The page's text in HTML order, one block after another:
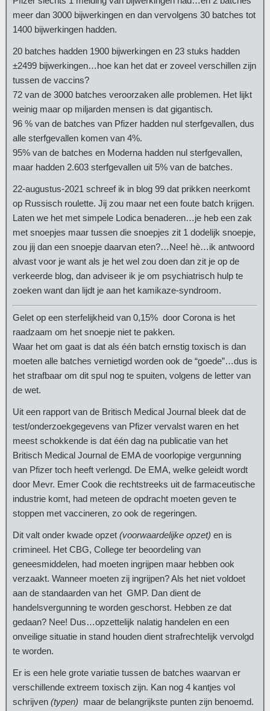
meer dan 3000 bijwerkingen en dan vervolgens 30 batches tot
1400 bijwerkingen hadden.
20 batches hadden 1900 bijwerkingen en 23 stuks hadden
±2499 bijwerkingen…hoe kan het dat er zoveel verschillen zijn
tussen de vaccins?
72 van de 3000 batches veroorzaken alle problemen. Het lijkt
weinig maar op miljarden mensen is dat gigantisch.
96 % van de batches van Pfizer hadden nul sterfgevallen, dus
alle sterfgevallen komen van 4%.
95% van de batches en Moderna hadden nul sterfgevallen,
maar hadden 2.603 sterfgevallen uit 5% van de batches.
22-augustus-2021 schreef ik in blog 99 dat prikken neerkomt
op Russisch roulette. Jij zou maar net een foute batch krijgen.
Laten we het met simpele Lodica benaderen…je heb een zak
met snoepjes maar tussen die snoepjes zit 1 dodelijk snoepje,
zou jij dan een snoepje daarvan eten?…Nee! hè…ik antwoord
alvast voor je want als je het wel zou doen dan zit je op de
verkeerde blog, dan adviseer ik je om psychiatrisch hulp te
zoeken want dan lijdt je aan het kamikaze-syndroom.
Gelet op een sterfelijkheid van 0,15% door Corona is het
raadzaam om het snoepje niet te pakken.
Waar het om gaat is dat als één batch ernstig toxisch is dan
moeten alle batches vernietigd worden ook de “goede”…dus is
het strafbaar om dit spul nog te spuiten, volgens de letter van
de wet.
Uit een rapport van de Britisch Medical Journal bleek dat de
test/onderzoekgegevens van Pfizer vervalst waren en het
meest schokkende is dat één dag na publicatie van het
Britisch Medical Journal de EMA de voorlopige vergunning
van Pfizer toch heeft verlengd. De EMA, welke geleidt wordt
door Mevr. Emer Cook die rechtstreeks uit de farmaceutische
industrie komt, had meteen de opdracht moeten geven te
stoppen met vaccineren, zo ook de regeringen.
Dit valt onder kwade opzet (voorwaardelijke opzet) en is
crimineel. Het CBG, College ter beoordeling van
geneesmiddelen, had moeten ingrijpen maar hebben ook
verzaakt. Wanneer moeten zij ingrijpen? Als het niet voldoet
aan de standaarden van het GMP. Dan dient de
handelsvergunning te worden geschorst. Hebben ze dat
gedaan? Nee! Dus…opzettelijk nalatig handelen en een
onveilige situatie in stand houden dient strafrechtelijk vervolgd
te worden.
Er is een hele grote variatie tussen de batches waarvan er
verschillende extreem toxisch zijn. Kan nog 4 kantjes vol
schrijven (typen) maar de belangrijkste punten zijn benoemd.